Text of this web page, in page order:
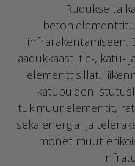
Rudukselta
infrarakentamiseen.
laadukkaasti tie-,
elementtisillat,
katupuiden
tukimuurielementit,
sekä energia- ja
monet muut